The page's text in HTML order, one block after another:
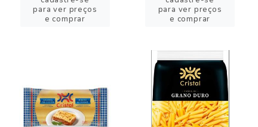
para ver preços
e comprar
para ver preços
e comprar